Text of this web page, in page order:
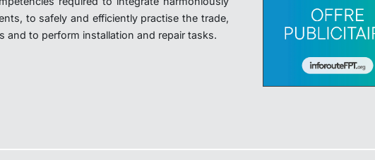
to safely and efficiently practise the trade,
and to perform installation and repair tasks.